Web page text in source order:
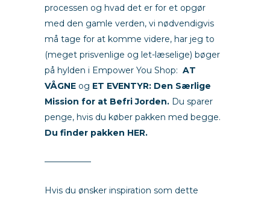
processen og hvad det er for et opgør
med den gamle verden, vi nødvendigvis
må tage for at komme videre, har jeg to
(meget prisvenlige og let-læselige) bøger
på hylden i Empower You Shop: AT
VÅGNE og ET EVENTYR: Den Særlige
Mission for at Befri Jorden. Du sparer
penge, hvis du køber pakken med begge.
Du finder pakken HER.
—————–
Hvis du ønsker inspiration som dette